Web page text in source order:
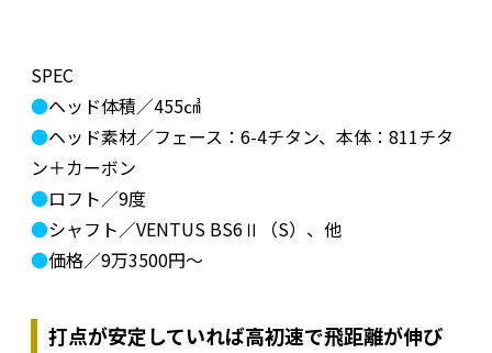
SPEC
●ヘッド体積／455㎤
●ヘッド素材／フェース：6-4チタン、本体：811チタ
ン＋カーボン
●ロフト／9度
●シャフト／VENTUS BS6Ⅱ（S）、他
●価格／9万3500円～
打点が安定していれば高初速で飛距離が伸び